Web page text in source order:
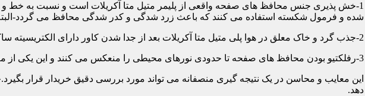
1-خش پذیری جنس محافظ های صفحه واقعی از پلیمر متیل متا آکریلات است و نسبت به خط و
شده و فرمول شکسته استفاده می کنند که باعث زرد شدگی و کدر شدگی محافظ می گردد-البته
2-جذب گرد و خاک معلق در هوا پلی متیل متا آکریلات بعد از جدا شدن کاور دارای الکتریسیته ساکن می شود و جاذب گرد و خاک؛ که به مرور زمان این حالت کم و کمتر می شود.
3-رفلکتیو بودن محافظ های صفحه تا حدودی نورهای محیطی را منعکس می کنند و این یکی از معایب آن هاست که با جابجایی تلویزیون یا منابع نوری می توان رفلکس را کنترل کرد.
این معایب و محاسن در یک نتیجه گیری منصفانه می تواند مورد بررسی دقیق خریدار قرار
دهد.